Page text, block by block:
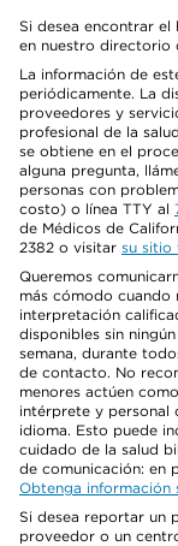
Si desea encontrar
en nuestro directorio
La información de
periódicamente. La
proveedores y
profesional de la
se obtiene en el
alguna pregunta,
personas con
costo) o línea TTY al
de Médicos de
2382 o visitar su sitio
Queremos
más cómodo cuando
interpretación
disponibles sin
semana, durante
de contacto. No
menores actúen
intérprete y personal
idioma. Esto puede
cuidado de la salud
de comunicación: en
Obtenga información
Si desea reportar un
proveedor o un